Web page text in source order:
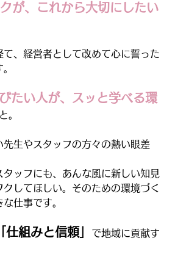
が、これから大切にしたい
て、経営者として改めて心に誓った
びたい人が、スッと学べる環
。
先生やスタッフの方々の熱い眼差
タッフにも、あんな風に新しい知見
クしてほしい。そのための環境づく
仕事です。
「仕組みと信頼」
で地域に貢献す